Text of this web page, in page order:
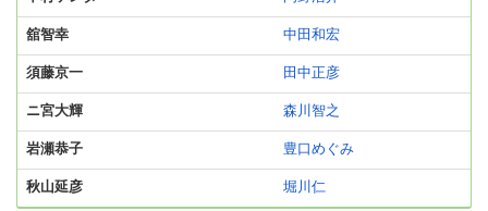
舘智幸 中田和宏
須藤京一 田中正彦
ニ宮大輝 森川智之
岩瀬恭子 豊口めぐみ
秋山延彦 堀川仁